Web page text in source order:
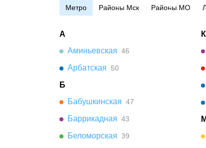
Метро Районы Мск Районы МО
А
Аминьевская 46
Арбатская 50
Б
Бабушкинская 47
Баррикадная 43
Беломорская 39
К
М